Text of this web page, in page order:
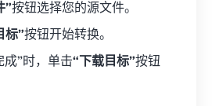
”按钮选择您的源文件。
标”按钮开始转换。
成”时，单击“下载目标”按钮